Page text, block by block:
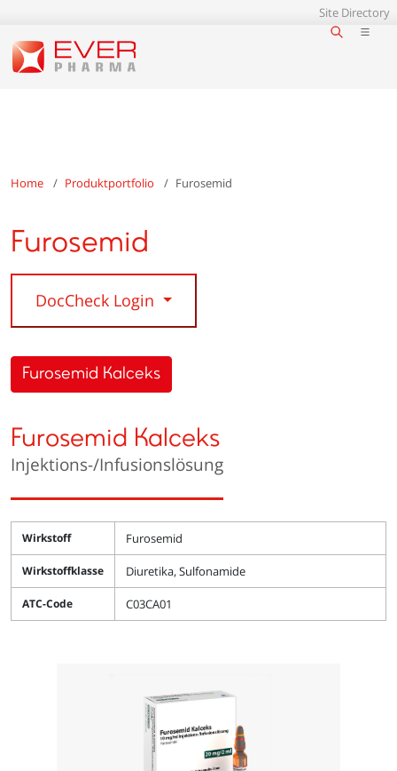
Site Directory
Home Produktportfolio Furosemid
Furosemid
DocCheck Login
Hersteller
Furosemid Kalceks
Furosemid Kalceks
Injektions-/Infusionslösung
Wirkstoff Furosemid
Wirkstoffklasse Diuretika, Sulfonamide
ATC-Code C03CA01